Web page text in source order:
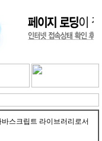
스크립트 라이브러리로서